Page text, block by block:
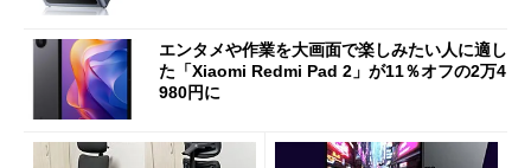
エンタメや作業を大画面で楽しみたい人に適し
た「Xiaomi Redmi Pad 2」が11％オフの2万4
980円に